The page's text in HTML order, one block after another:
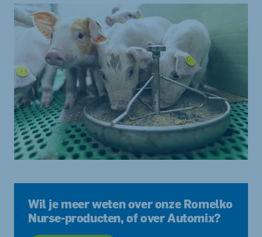
Wil je meer weten over onze Romelko
Nurse-producten, of over Automix?